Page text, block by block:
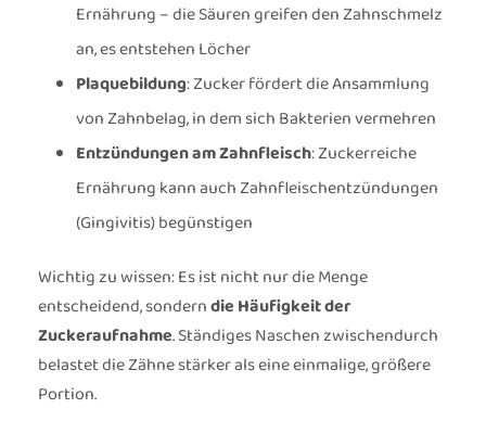
Ernährung – die Säuren greifen den Zahnschmelz
an, es entstehen Löcher
Plaquebildung: Zucker fördert die Ansammlung
von Zahnbelag, in dem sich Bakterien vermehren
Entzündungen am Zahnfleisch: Zuckerreiche
Ernährung kann auch Zahnfleischentzündungen
(Gingivitis) begünstigen
Wichtig zu wissen: Es ist nicht nur die Menge
entscheidend, sonderndie Häufigkeit der
Zuckeraufnahme. Ständiges Naschen zwischendurch
belastet die Zähne stärker als eine einmalige, größere
Portion.